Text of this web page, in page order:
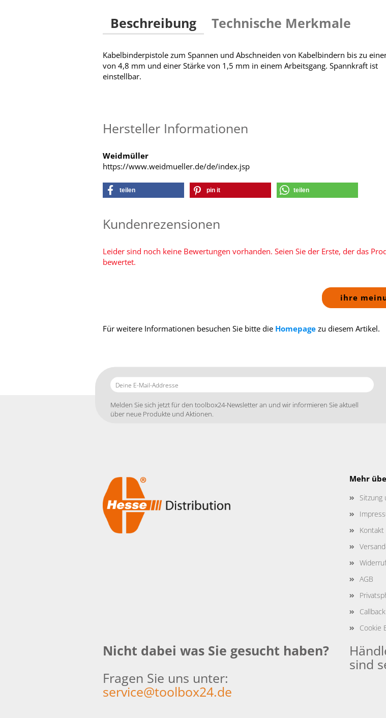
Beschreibung Technische Merkmale
Kabelbinderpistole zum Spannen und Abschneiden von Kabelbindern bis zu
von 4,8 mm und einer Stärke von 1,5 mm in einem Arbeitsgang. Spannkraft ist
einstellbar.
Hersteller Informationen
Weidmüller
https://www.weidmueller.de/de/index.jsp
teilen pin it teilen
Kundenrezensionen
Leider sind noch keine Bewertungen vorhanden. Seien Sie der Erste, der das
bewertet.
ihre
Für weitere Informationen besuchen Sie bitte die Homepage zu diesem Artikel.
Deine
E-
Addresse
Melden Sie sich jetzt für den toolbox24-Newsletter an und wir informieren Sie aktuell
über neue Produkte und Aktionen.
Mehr
Sitzung
Kontakt
AGB
Cookie
Nicht dabei was Sie gesucht haben?
Fragen Sie uns unter:
service@toolbox24.de
sind